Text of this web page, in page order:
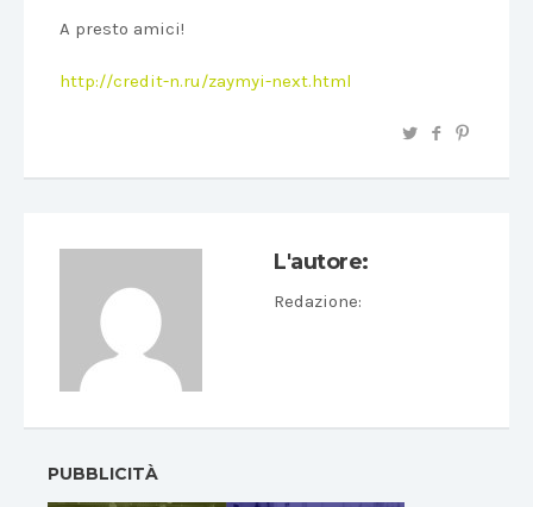
A presto amici!
http://credit-n.ru/zaymyi-next.html
L'autore:
Redazione:
PUBBLICITÀ